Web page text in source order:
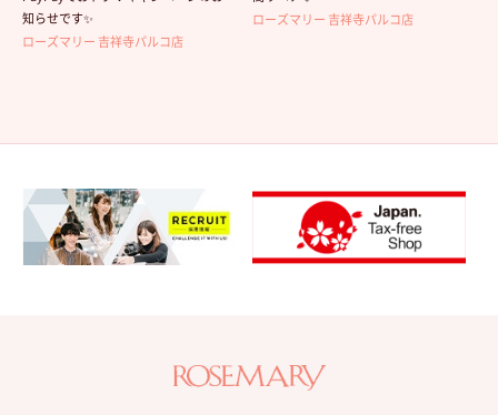
知らせです✨
ローズマリー 吉祥寺パルコ店
ローズマリー 吉祥寺パルコ店